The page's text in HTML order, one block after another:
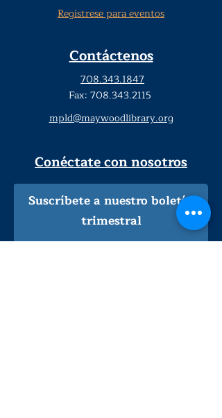
Regístrese para eventos
Contáctenos
708.343.1847
Fax: 708.343.2115
mpld@maywoodlibrary.org
Conéctate con nosotros
Suscríbete a nuestro boletín
trimestral